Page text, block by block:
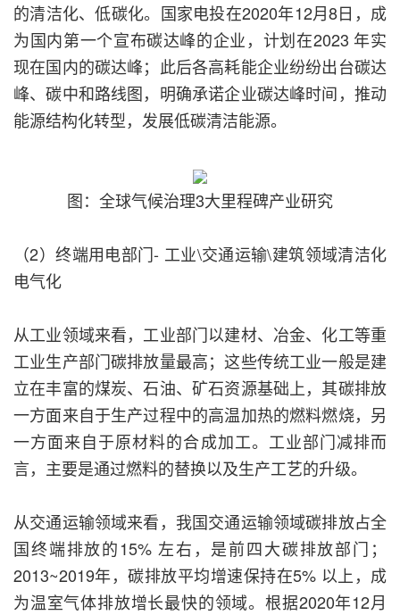
的清洁化、低碳化。国家电投在2020年12月8日，成
为国内第一个宣布碳达峰的企业，计划在2023 年实
现在国内的碳达峰；此后各高耗能企业纷纷出台碳达
峰、碳中和路线图，明确承诺企业碳达峰时间，推动
能源结构化转型，发展低碳清洁能源。
图：全球气候治理3大里程碑产业研究
（2）终端用电部门- 工业\交通运输\建筑领域清洁化
电气化
从工业领域来看，工业部门以建材、冶金、化工等重
工业生产部门碳排放量最高；这些传统工业一般是建
立在丰富的煤炭、石油、矿石资源基础上，其碳排放
一方面来自于生产过程中的高温加热的燃料燃烧，另
一方面来自于原材料的合成加工。工业部门减排而
言，主要是通过燃料的替换以及生产工艺的升级。
从交通运输领域来看，我国交通运输领域碳排放占全
国终端排放的15% 左右，是前四大碳排放部门；
2013~2019年，碳排放平均增速保持在5% 以上，成
为温室气体排放增长最快的领域。根据2020年12月